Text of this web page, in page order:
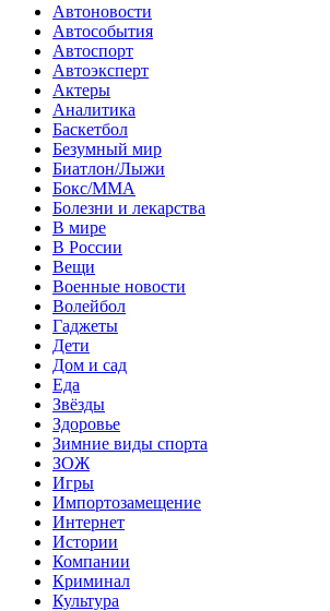
Автоновости
Автособытия
Автоспорт
Автоэксперт
Актеры
Аналитика
Баскетбол
Безумный мир
Биатлон/Лыжи
Бокс/MMA
Болезни и лекарства
В мире
В России
Вещи
Военные новости
Волейбол
Гаджеты
Дети
Дом и сад
Еда
Звёзды
Здоровье
Зимние виды спорта
ЗОЖ
Игры
Импортозамещение
Интернет
Истории
Компании
Криминал
Культура